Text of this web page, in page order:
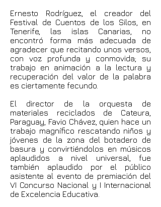
Ernesto Rodríguez, el creador del
Festival de Cuentos de los Silos, en
Tenerife, las islas Canarias, no
encontró forma más adecuada de
agradecer que recitando unos versos,
con voz profunda y conmovida; su
trabajo en animación a la lectura y
recuperación del valor de la palabra
es ciertamente fecundo.
El director de la orquesta de
materiales reciclados de Cateura,
Paraguay, Favio Chávez, quien hace un
trabajo magnífico rescatando niños y
jóvenes de la zona del botadero de
basura y convirtiéndolos en músicos
aplaudidos a nivel universal, fue
también aplaudido por el público
asistente al evento de premiación del
VI Concurso Nacional y I Internacional
de Excelencia Educativa.